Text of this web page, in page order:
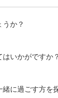
か？
いかがですか？
に過ごす方を